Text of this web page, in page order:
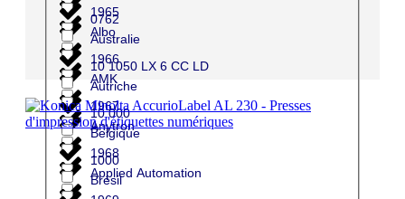
Albo
AMK
Anytron
Applied Automation
1965
1966
1967
1968
Australie
Autriche
Belgique
Brésil
0762
10 1050 LX 6 CC LD
10.000
1000